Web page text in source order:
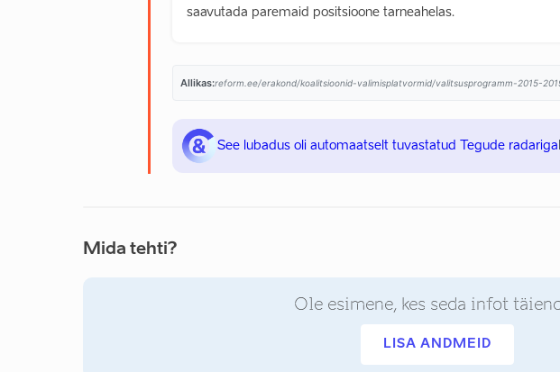
saavutada paremaid positsioone tarneahelas.
Allikas:reform.ee/erakond/koalitsioonid-valimisplatvormid/valitsusprogramm-2015-
See lubadus oli automaatselt tuvastatud Tegude radariga
Mida tehti?
Ole esimene, kes seda infot
LISA ANDMEID